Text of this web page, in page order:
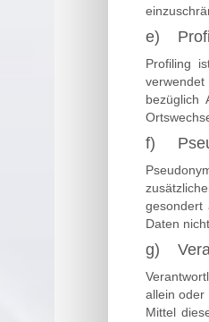
e)
Profiling
bezüglich
f)
gesondert
Daten
g)
allein oder
Mittel